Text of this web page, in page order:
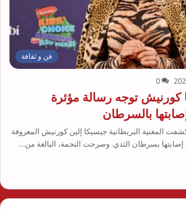
فن و ثقافة
0
كورنيش توجه رسالة مؤثرة
بالسرطان
المغنية البريطانية جيسيكا إلين كورنيش المعروفة
بسرطان الثدي. وصرحت النجمة، البالغة من…